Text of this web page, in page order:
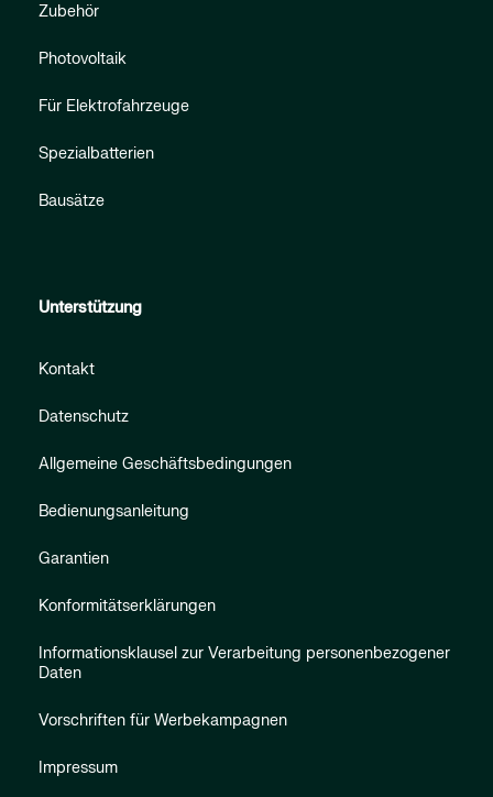
Zubehör
Photovoltaik
Für Elektrofahrzeuge
Spezialbatterien
Bausätze
Unterstützung
Kontakt
Datenschutz
Allgemeine Geschäftsbedingungen
Bedienungsanleitung
Garantien
Konformitätserklärungen
Informationsklausel zur Verarbeitung personenbezogener
Daten
Vorschriften für Werbekampagnen
Impressum